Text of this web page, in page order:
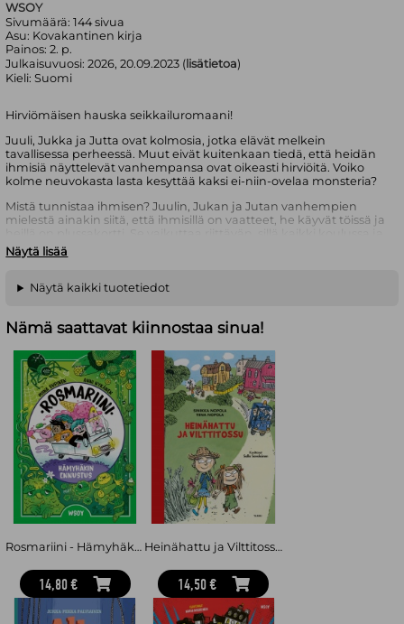
WSOY
Sivumäärä:144sivua
Asu: Kovakantinen kirja
Painos:2. p.
Julkaisuvuosi:2026, 20.09.2023 ( lisätietoa)
Kieli:Suomi
Hirviömäisen hauska seikkailuromaani!
Juuli, Jukka ja Jutta ovat kolmosia, jotka elävät melkein
tavallisessa perheessä. Muut eivät kuitenkaan tiedä, että heidän
ihmisiä näyttelevät vanhempansa ovat oikeasti hirviöitä. Voiko
kolme neuvokasta lasta kesyttää kaksi ei-niin-ovelaa monsteria?
Mistä tunnistaa ihmisen? Juulin, Jukan ja Jutan vanhempien
mielestä ainakin siitä, että ihmisillä on vaatteet, he käyvät töissä ja
naapurissa uskovat, että nämä kaksi höperöä hirviötä ovat
tavallisia, joskin hiukan omituisia vanhempia. Lasten mielestä
hirviöt kesyttää? Ainakin avuksi tarvittaisiin edes yksi ihminen,
Myös kirjan kekseliäs kuvitus on Luoman käsialaa.
Mari Luoma on Hampurissa asuva kirjailija, kuvittaja ja
hahmosuunnittelija. Hänet tunnetaanRomeo & Hirviöt
sarjakuvista sekä lukuisista kuvitustöistä.
Näytä lisää
Näytä kaikki tuotetiedot
Nämä saattavat kiinnostaa sinua!
Rosmariini - Hämyhäkin ennustus
14,80 €
Heinähattu ja Vilttitossu
14,50 €